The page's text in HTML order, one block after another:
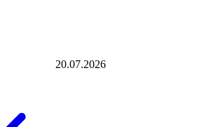
20.07.2026